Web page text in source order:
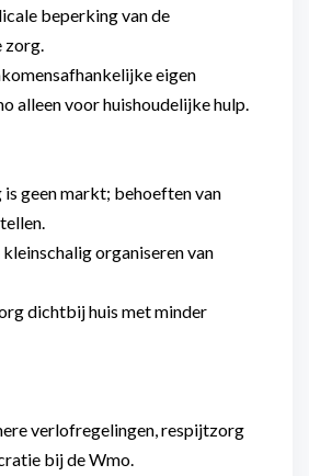
beperking van de
zorg.
eigen
alleen voor huishoudelijke hulp.
geen markt; behoeften van
organiseren van
dichtbij huis met minder
verlofregelingen, respijtzorg
bij de Wmo.